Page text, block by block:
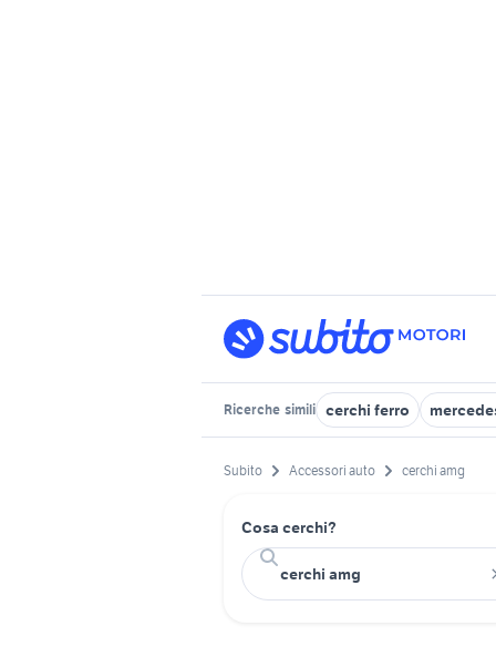
Ricerche simili cerchi ferro
Subito Accessori auto cerchi amg
Cosa cerchi?